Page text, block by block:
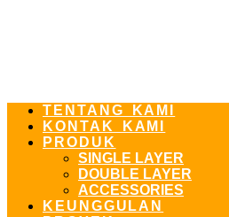
TENTANG KAMI
KONTAK KAMI
PRODUK
SINGLE LAYER
DOUBLE LAYER
ACCESSORIES
KEUNGGULAN